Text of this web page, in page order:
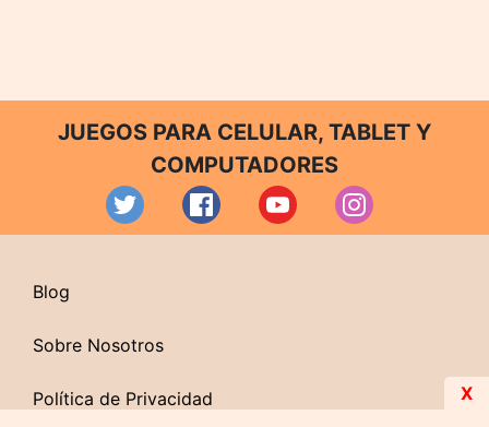
JUEGOS PARA CELULAR, TABLET Y
COMPUTADORES
Blog
Sobre Nosotros
Política de Privacidad X